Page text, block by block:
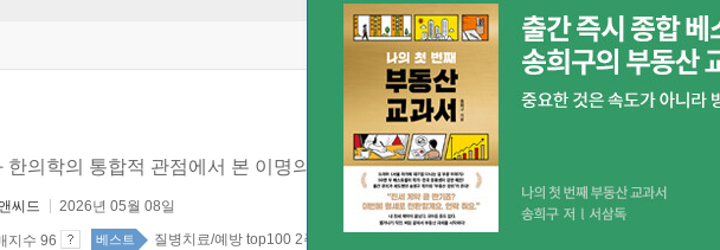
한의학의 통합적 관점에서 본 이명의 모든 것
씨드 2026년 05월 08일
지수 96 베스트 질병치료/예방 top100 2주